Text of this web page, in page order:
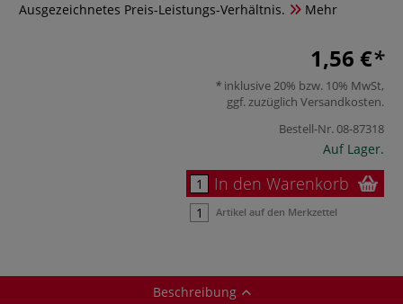
Ausgezeichnetes Preis-Leistungs-Verhältnis.
Mehr
1,56 €
inklusive 20% bzw. 10% MwSt,
ggf. zuzüglich Versandkosten.
Bestell-Nr.08-87318
Auf Lager.
In den Warenkorb
Artikel auf den Merkzettel
Beschreibung